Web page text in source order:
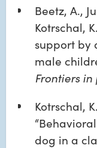
Beetz, A.,
Kotrschal,
support by
Frontiers
Kotrschal,
dog in a